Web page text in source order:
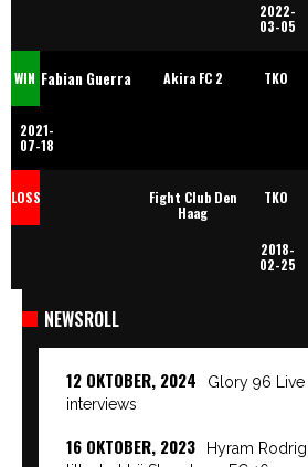
2022-
03-05
WIN Fabian Guerra Akira FC 2 TKO
2021-
07-18
LOSS
Fight Club Den
Haag
TKO
2018-
02-25
NEWSROLL
12 OKTOBER, 2024
Glory 96 Live
interviews
16 OKTOBER, 2023
Hyram